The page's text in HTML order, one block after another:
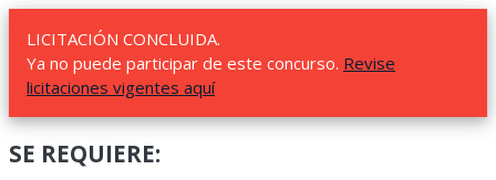
LICITACIÓN CONCLUIDA.
Ya no puede participar de este concurso. Revise
licitaciones vigentes aquí
SE REQUIERE: